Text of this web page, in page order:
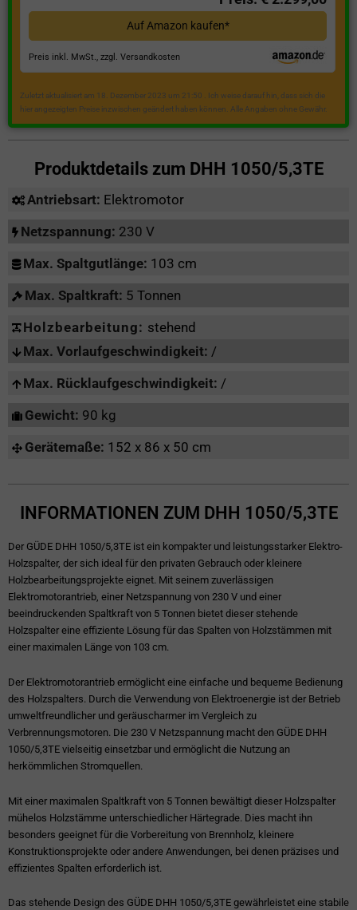
Auf Amazon kaufen*
Preis inkl. MwSt., zzgl. Versandkosten
Zuletzt aktualisiert am 18. Dezember 2023 um 21:50 . Ich weise darauf hin, dass sich die
hier angezeigten Preise inzwischen geändert haben können. Alle Angaben ohne Gewähr.
Produktdetails zum DHH 1050/5,3TE
Antriebsart: Elektromotor
Netzspannung: 230 V
Max. Spaltgutlänge: 103 cm
Max. Spaltkraft: 5 Tonnen
Holzbearbeitung: stehend
Max. Vorlaufgeschwindigkeit: /
Max. Rücklaufgeschwindigkeit: /
Gewicht: 90 kg
Gerätemaße: 152 x 86 x 50 cm
INFORMATIONEN ZUM DHH 1050/5,3TE
Der GÜDE DHH 1050/5,3TE ist ein kompakter und leistungsstarker Elektro-
Holzspalter, der sich ideal für den privaten Gebrauch oder kleinere
Holzbearbeitungsprojekte eignet. Mit seinem zuverlässigen
Elektromotorantrieb, einer Netzspannung von 230 V und einer
beeindruckenden Spaltkraft von 5 Tonnen bietet dieser stehende
Holzspalter eine effiziente Lösung für das Spalten von Holzstämmen mit
einer maximalen Länge von 103 cm.
Der Elektromotorantrieb ermöglicht eine einfache und bequeme Bedienung
des Holzspalters. Durch die Verwendung von Elektroenergie ist der Betrieb
umweltfreundlicher und geräuscharmer im Vergleich zu
Verbrennungsmotoren. Die 230 V Netzspannung macht den GÜDE DHH
1050/5,3TE vielseitig einsetzbar und ermöglicht die Nutzung an
herkömmlichen Stromquellen.
Mit einer maximalen Spaltkraft von 5 Tonnen bewältigt dieser Holzspalter
mühelos Holzstämme unterschiedlicher Härtegrade. Dies macht ihn
besonders geeignet für die Vorbereitung von Brennholz, kleinere
Konstruktionsprojekte oder andere Anwendungen, bei denen präzises und
effizientes Spalten erforderlich ist.
Das stehende Design des GÜDE DHH 1050/5,3TE gewährleistet eine stabile